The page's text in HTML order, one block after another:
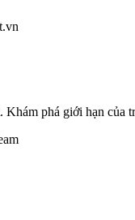
Khám phá giới hạn của